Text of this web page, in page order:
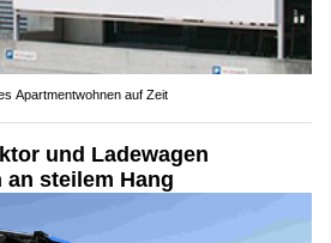
Apartmentwohnen auf Zeit
und Ladewagen
steilem Hang